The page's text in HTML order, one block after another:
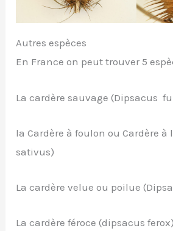
Autres espèces
En France on peut trouver 5
La cardère sauvage (Dipsacus
la Cardère à foulon ou Cardère à
sativus)
La cardère velue ou poilue
La cardère féroce (dipsacus ferox)